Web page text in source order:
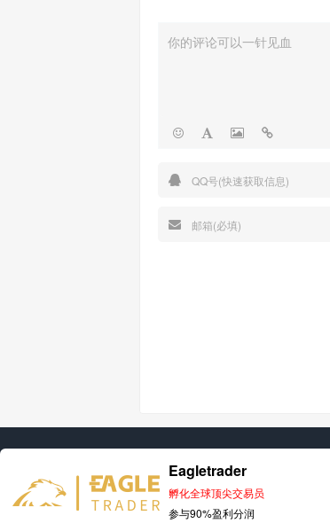
Eagletrader
孵化全球顶尖交易员
参与90%盈利分润